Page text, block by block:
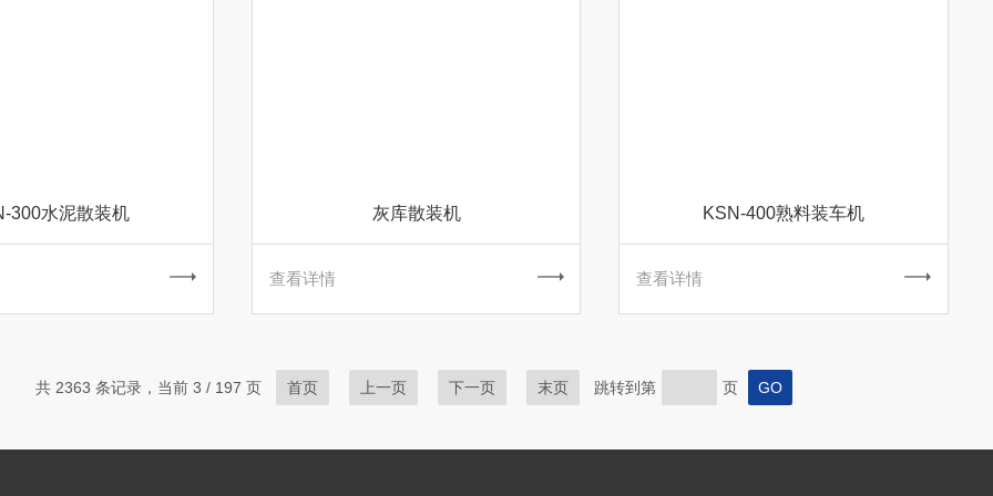
300水泥散装机 灰库散装机
查看详情
KSN-400熟料装车机
查看详情
共 2363 条记录，当前 3 / 197 页 首页 上一页 下一页 末页 跳转到第 页